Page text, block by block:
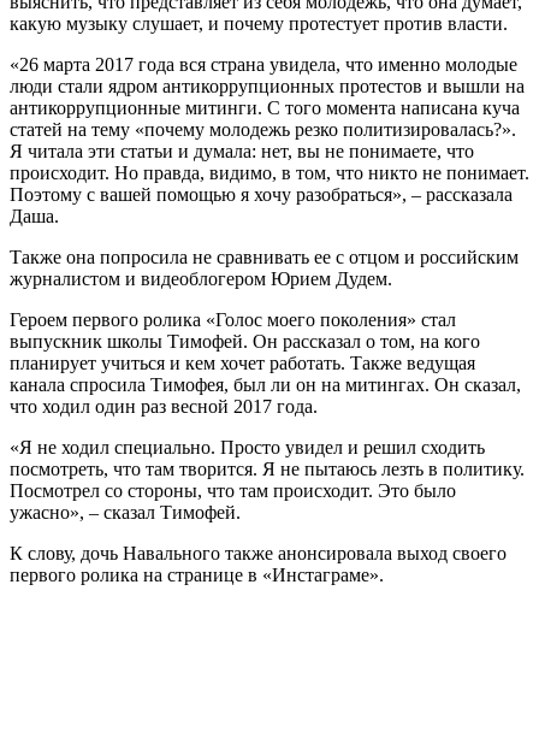
какую музыку слушает, и почему протестует против власти.
«26 марта 2017 года вся страна увидела, что именно молодые
люди стали ядром антикоррупционных протестов и вышли на
антикоррупционные митинги. С того момента написана куча
статей на тему «почему молодежь резко политизировалась?».
Я читала эти статьи и думала: нет, вы не понимаете, что
происходит. Но правда, видимо, в том, что никто не понимает.
Поэтому с вашей помощью я хочу разобраться», – рассказала
Даша.
Также она попросила не сравнивать ее с отцом и российским
журналистом и видеоблогером Юрием Дудем.
Героем первого ролика «Голос моего поколения» стал
выпускник школы Тимофей. Он рассказал о том, на кого
планирует учиться и кем хочет работать. Также ведущая
канала спросила Тимофея, был ли он на митингах. Он сказал,
что ходил один раз весной 2017 года.
«Я не ходил специально. Просто увидел и решил сходить
посмотреть, что там творится. Я не пытаюсь лезть в политику.
Посмотрел со стороны, что там происходит. Это было
ужасно», – сказал Тимофей.
К слову, дочь Навального также анонсировала выход своего
первого ролика на странице в «Инстаграме».